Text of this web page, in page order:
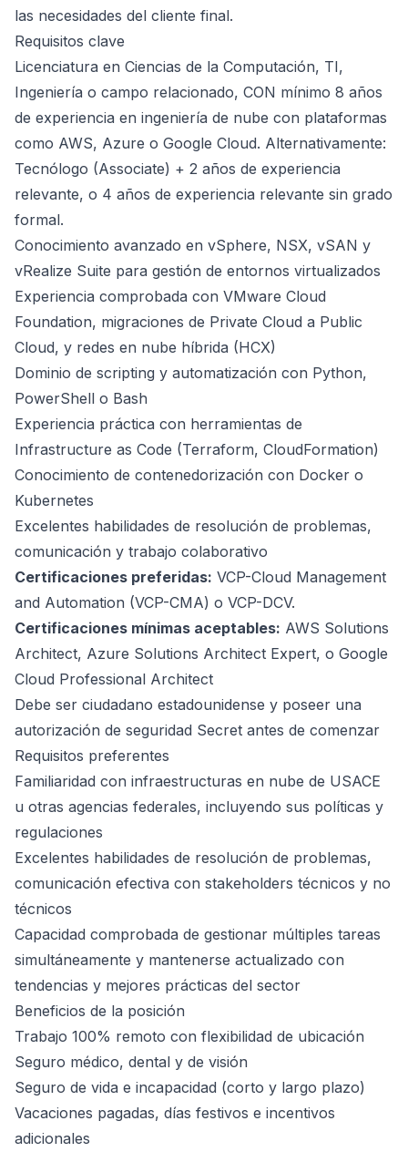
las necesidades del cliente final.
Requisitos clave
Licenciatura en Ciencias de la Computación, TI,
Ingeniería o campo relacionado, CON mínimo 8 años
de experiencia en ingeniería de nube con plataformas
como AWS, Azure o Google Cloud. Alternativamente:
Tecnólogo (Associate) + 2 años de experiencia
relevante, o 4 años de experiencia relevante sin grado
formal.
Conocimiento avanzado en vSphere, NSX, vSAN y
vRealize Suite para gestión de entornos virtualizados
Experiencia comprobada con VMware Cloud
Foundation, migraciones de Private Cloud a Public
Cloud, y redes en nube híbrida (HCX)
Dominio de scripting y automatización con Python,
PowerShell o Bash
Experiencia práctica con herramientas de
Infrastructure as Code (Terraform, CloudFormation)
Conocimiento de contenedorización con Docker o
Kubernetes
Excelentes habilidades de resolución de problemas,
comunicación y trabajo colaborativo
Certificaciones preferidas: VCP-Cloud Management
and Automation (VCP-CMA) o VCP-DCV.
Certificaciones mínimas aceptables: AWS Solutions
Architect, Azure Solutions Architect Expert, o Google
Cloud Professional Architect
Debe ser ciudadano estadounidense y poseer una
autorización de seguridad Secret antes de comenzar
Requisitos preferentes
Familiaridad con infraestructuras en nube de USACE
u otras agencias federales, incluyendo sus políticas y
regulaciones
Excelentes habilidades de resolución de problemas,
comunicación efectiva con stakeholders técnicos y no
técnicos
Capacidad comprobada de gestionar múltiples tareas
simultáneamente y mantenerse actualizado con
tendencias y mejores prácticas del sector
Beneficios de la posición
Trabajo 100% remoto con flexibilidad de ubicación
Seguro médico, dental y de visión
Seguro de vida e incapacidad (corto y largo plazo)
Vacaciones pagadas, días festivos e incentivos
adicionales